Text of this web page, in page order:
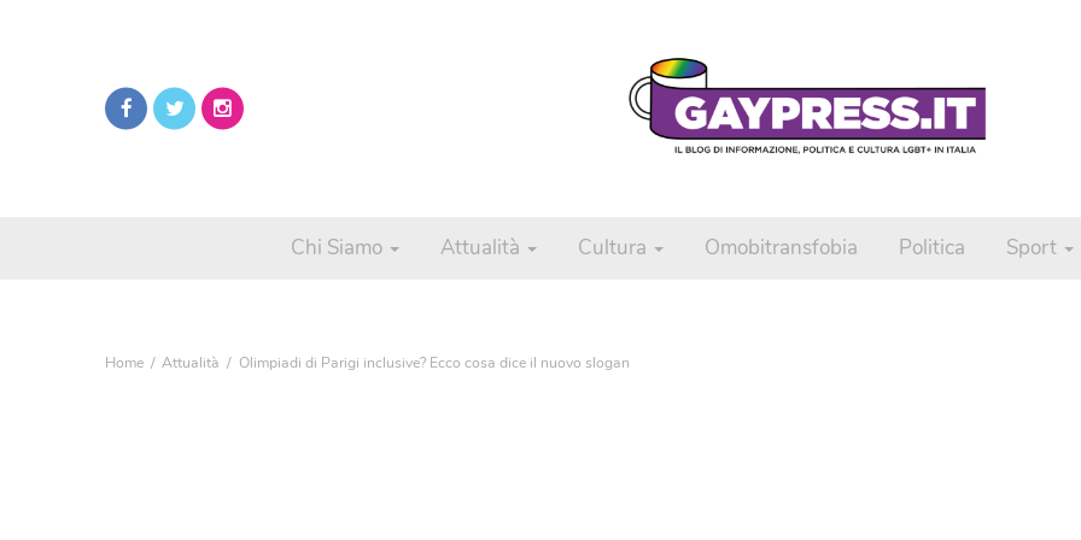
Chi Siamo Attualità Cultura Omobitransfobia Politica Sport
Home Attualità Olimpiadi di Parigi inclusive? Ecco cosa dice il nuovo slogan